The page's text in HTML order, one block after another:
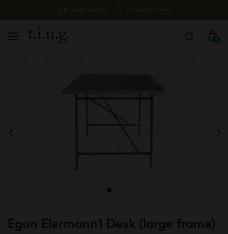
0
Egon Eiermann1 Desk (large frame)